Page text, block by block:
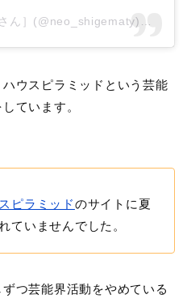
Shigeo Yamamori［ネオ兄さん］(@neo_shigematy)がシェアした投稿
ウスピラミッドという芸能
ています。
ピラミッドのサイトに夏
ていませんでした。
つ芸能界活動をやめている